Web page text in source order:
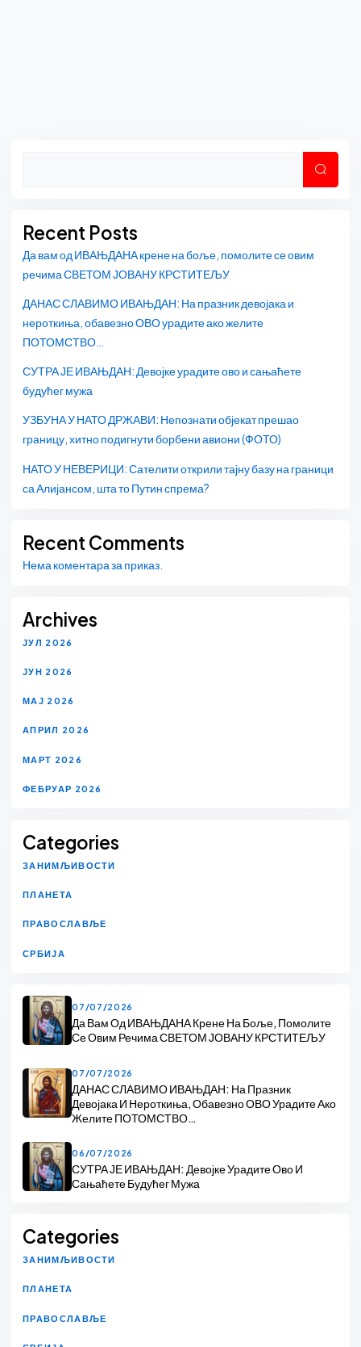
Recent Posts
Да вам од ИВАЊДАНА крене на боље, помолите се овим
речима СВЕТОМ ЈОВАНУ КРСТИТЕЉУ
ДАНАС СЛАВИМО ИВАЊДАН: На празник девојака и
нероткиња, обавезно ОВО урадите ако желите
ПОТОМСТВО…
СУТРА ЈЕ ИВАЊДАН: Девојке урадите ово и сањаћете
будућег мужа
УЗБУНА У НАТО ДРЖАВИ: Непознати објекат прешао
границу, хитно подигнути борбени авиони (ФОТО)
НАТО У НЕВЕРИЦИ: Сателити открили тајну базу на граници
са Алијансом, шта то Путин спрема?
Recent Comments
Нема коментара за приказ.
Archives
ЈУЛ 2026
ЈУН 2026
МАЈ 2026
АПРИЛ 2026
МАРТ 2026
ФЕБРУАР 2026
Categories
ЗАНИМЉИВОСТИ
ПЛАНЕТА
ПРАВОСЛАВЉЕ
СРБИЈА
07/07/2026
Да Вам Од ИВАЊДАНА Крене На Боље, Помолите
Се Овим Речима СВЕТОМ ЈОВАНУ КРСТИТЕЉУ
07/07/2026
ДАНАС СЛАВИМО ИВАЊДАН: На Празник
Девојака И Нероткиња, Обавезно ОВО Урадите Ако
Желите ПОТОМСТВО…
06/07/2026
СУТРА ЈЕ ИВАЊДАН: Девојке Урадите Ово И
Сањаћете Будућег Мужа
Categories
ЗАНИМЉИВОСТИ
ПЛАНЕТА
ПРАВОСЛАВЉЕ